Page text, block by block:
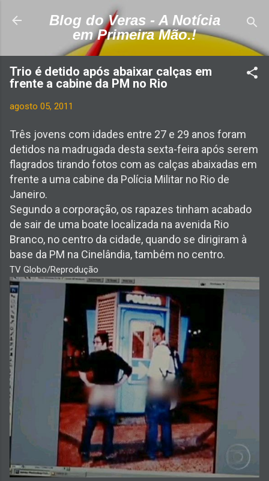
Pular para o conteúdo principal
Blog do Veras - A Notícia
em Primeira Mão.!
Trio é detido após abaixar calças em
frente a cabine da PM no Rio
agosto 05, 2011
Três jovens com idades entre 27 e 29 anos foram
detidos na madrugada desta sexta-feira após serem
flagrados tirando fotos com as calças abaixadas em
frente a uma cabine da Polícia Militar no Rio de
Janeiro.
Segundo a corporação, os rapazes tinham acabado
de sair de uma boate localizada na avenida Rio
Branco, no centro da cidade, quando se dirigiram à
base da PM na Cinelândia, também no centro.
TV Globo/Reprodução